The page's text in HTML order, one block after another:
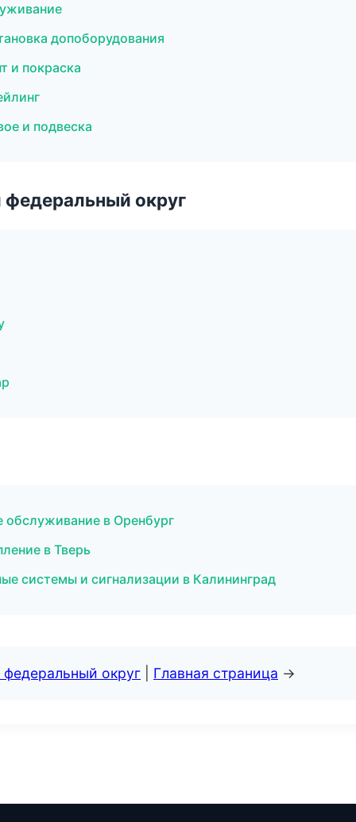
допоборудования
и покраска
и подвеска
округ
в Оренбург
в Тверь
системы и сигнализации в Калининград
округ Главная страница →